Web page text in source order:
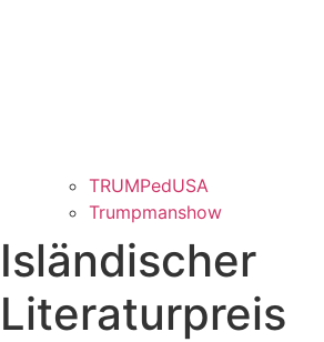
TRUMPedUSA
Trumpmanshow
Isländischer
Literaturpreis